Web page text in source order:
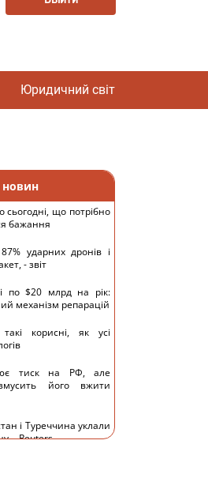
Юридичний світ
новин
сьогодні, що потрібно
бажання
ударних дронів і
- звіт
по $20 млрд на рік:
механізм репарацій
корисні, як усі
тиск на РФ, але
його вжити
і Туреччина уклали
- Reuters